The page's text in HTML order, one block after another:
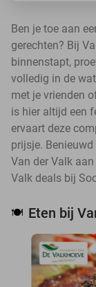
Ben je toe aan
gerechten? Bij
binnenstapt,
volledig in de
met je vrienden
is hier altijd een
ervaart deze
prijsje.
Van der Valk
Valk deals bij
🍽️ Eten bij